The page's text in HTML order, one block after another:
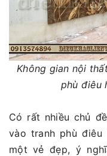
Không gian nội
phù điêu
Có rất nhiều chủ
vào tranh phù điêu
một vẻ đẹp, ý